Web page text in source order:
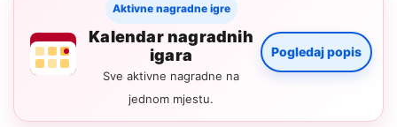
Aktivne nagradne igre
Kalendar nagradnih
igara
Sve aktivne nagradne na
jednom mjestu.
Pogledaj popis